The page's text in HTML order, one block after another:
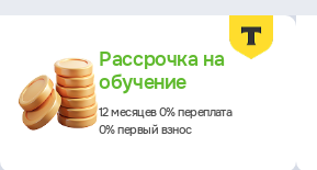
Рассрочка на
обучение
12 месяцев 0% переплата
0% первый взнос